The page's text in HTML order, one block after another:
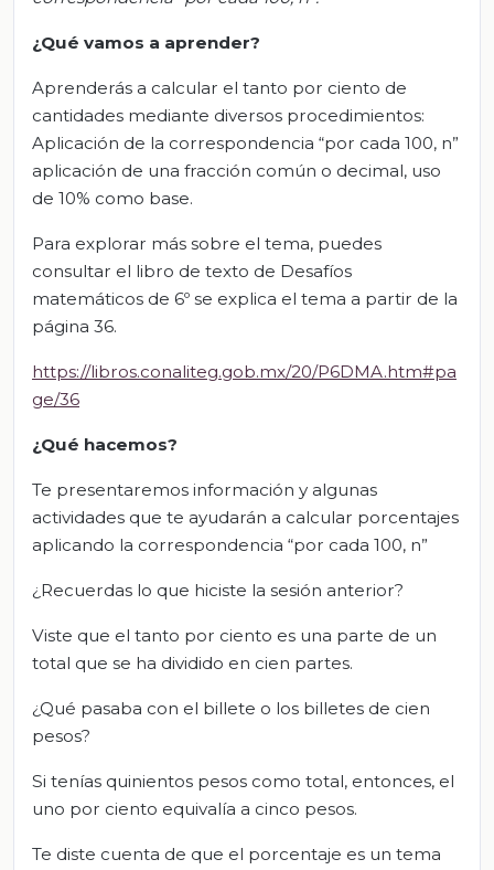
¿Qué vamos a aprender?
Aprenderás a calcular el tanto por ciento de
cantidades mediante diversos procedimientos:
Aplicación de la correspondencia “por cada 100, n”
aplicación de una fracción común o decimal, uso
de 10% como base.
Para explorar más sobre el tema, puedes
consultar el libro de texto de Desafíos
matemáticos de 6º se explica el tema a partir de la
página 36.
https://libros.conaliteg.gob.mx/20/P6DMA.htm#pa
ge/36
¿Qué hacemos?
Te presentaremos información y algunas
actividades que te ayudarán a calcular porcentajes
aplicando la correspondencia “por cada 100, n”
¿Recuerdas lo que hiciste la sesión anterior?
Viste que el tanto por ciento es una parte de un
total que se ha dividido en cien partes.
¿Qué pasaba con el billete o los billetes de cien
pesos?
Si tenías quinientos pesos como total, entonces, el
uno por ciento equivalía a cinco pesos.
Te diste cuenta de que el porcentaje es un tema